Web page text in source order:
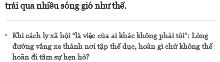
trải qua nhiều sóng gió như thế.
Khi cách ly xã hội “là việc của ai khác không phải tôi”: Lòng
đường vắng xe thành nơi tập thể dục, hoãn gì chứ không thể
hoãn đi tâm sự hẹn hò?